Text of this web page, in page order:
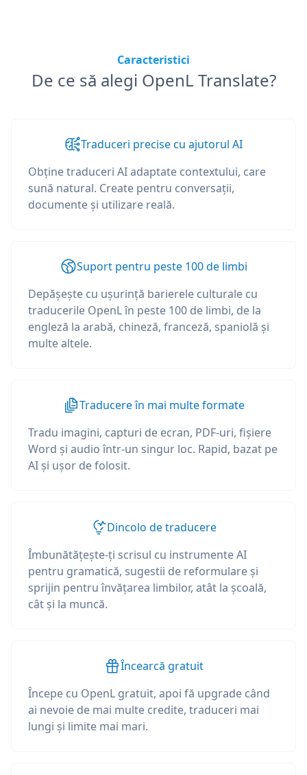
Caracteristici
De ce să alegi OpenL Translate?
Traduceri precise cu ajutorul AI
Obține traduceri AI adaptate contextului, care
sună natural. Create pentru conversații,
documente și utilizare reală.
Suport pentru peste 100 de limbi
Depășește cu ușurință barierele culturale cu
traducerile OpenL în peste 100 de limbi, de la
engleză la arabă, chineză, franceză, spaniolă și
multe altele.
Traducere în mai multe formate
Tradu imagini, capturi de ecran, PDF-uri, fișiere
Word și audio într-un singur loc. Rapid, bazat pe
AI și ușor de folosit.
Dincolo de traducere
Îmbunătățește-ți scrisul cu instrumente AI
pentru gramatică, sugestii de reformulare și
sprijin pentru învățarea limbilor, atât la școală,
cât și la muncă.
Încearcă gratuit
Începe cu OpenL gratuit, apoi fă upgrade când
ai nevoie de mai multe credite, traduceri mai
lungi și limite mai mari.